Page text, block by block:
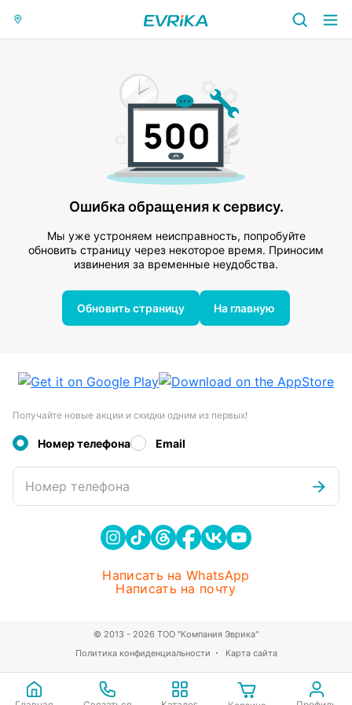
Ошибка обращения к сервису.
Мы уже устроняем неисправность, попробуйте
обновить страницу через некоторое время. Приносим
извинения за временные неудобства.
Обновить страницу На главную
Получайте новые акции и скидки одним из первых!
Номер телефона Email
Номер телефона
Написать на WhatsApp
Написать на почту
Политика конфиденциальности Карта сайта
© 2013 - 2026 ТОО "Компания Эврика"